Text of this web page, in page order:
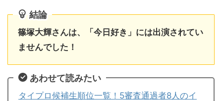
結論
篠塚大輝さんは、「今日好き」には出演されてい
ませんでした！
あわせて読みたい
タイプロ候補生順位一覧！5審査通過者8人のイ